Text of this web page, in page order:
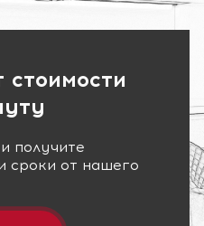
стоимости
получите
сроки от нашего